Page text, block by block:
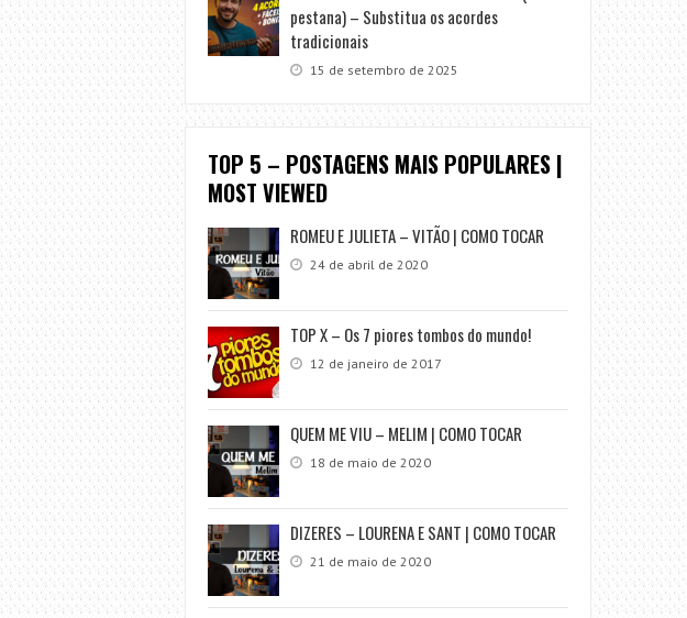
pestana) – Substitua os acordes
tradicionais
15 de setembro de 2025
TOP 5 – POSTAGENS MAIS POPULARES |
MOST VIEWED
ROMEU E JULIETA – VITÃO | COMO TOCAR
24 de abril de 2020
TOP X – Os 7 piores tombos do mundo!
12 de janeiro de 2017
QUEM ME VIU – MELIM | COMO TOCAR
18 de maio de 2020
DIZERES – LOURENA E SANT | COMO TOCAR
21 de maio de 2020